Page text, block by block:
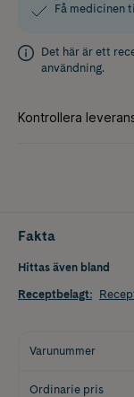
Få medicinen
Det här är ett
användning.
Fakta
Hittas även bland
Receptbelagt:
Varunummer
Ordinarie pris